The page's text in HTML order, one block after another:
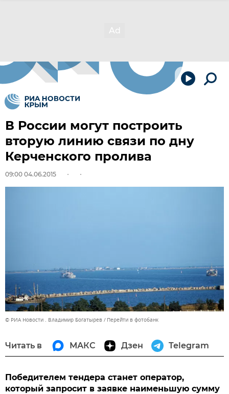
В России могут построить
вторую линию связи по дну
Керченского пролива
09:00 04.06.2015
© РИА Новости . Владимир Богатырев Перейти в фотобанк
Читать в МАКС Дзен Telegram
Победителем тендера станет оператор,
который запросит в заявке наименьшую сумму